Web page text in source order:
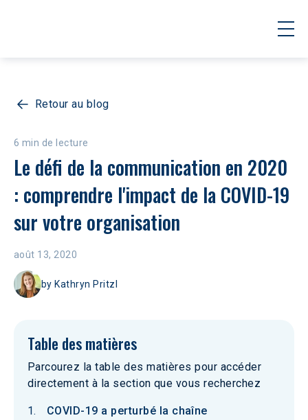
Retour au blog
6 min de lecture
Le défi de la communication en 2020
: comprendre l'impact de la COVID-19
sur votre organisation
août 13, 2020
by Kathryn Pritzl
Table des matières
Parcourez la table des matières pour accéder
directement à la section que vous recherchez
COVID-19 a perturbé la chaîne